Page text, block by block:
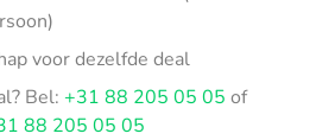
voor dezelfde deal
Bel: +31 88 205 05 05 of
88 205 05 05